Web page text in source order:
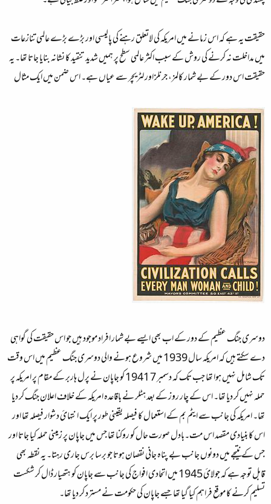
حقيقت يہ ہے کہ اس زمانے ميں امريکہ کی لاتعلق رہنے کی پاليسی اور بڑے بڑے عالمی تنازعات
ميں مداخلت نہ کرنے کی روش کے سبب اکثر عالمی سطح پر ہميں شديد تنقيد کا نشانہ بنايا جاتا تھا۔ يہ
حقيقت اس دور کے بے شمار کالمز، جرنلز اور لٹريچر سے عياں ہے۔ اس ضمن ميں ايک مثال
دوسری جنگ عظيم کے دور کے اب بھی ايسے بے شمار افراد موجود ہيں جو اس حقيقت کی گواہی
دے سکتے ہيں کہ امريکہ سال 1939 ميں شروع ہونے والی دوسری جنگ عظيم ميں اس وقت
تک شامل نہيں ہوا تھا جب تک کہ دسمبر 7 1941 کو جاپان نے پرل ہاربر کے مقام پر امريکہ پر
حملہ نہيں کر ديا تھا۔ اس کے چار روز کے بعد ہٹلر نے باقاعدہ امريکہ کے خلاف اعلان جنگ کر ديا
تھا۔ امريکہ کی جانب سے ايٹم بم کے استعمال کا فيصلہ يقينی طور پر ايک انتہائ دشوار فيصلہ تھا اور
اس کا بنيادی مقصد اس مت۔بادل صورت حال کو روکنا تھا جس ميں جاپان پر زمينی حملہ کيا جاتا اور
جس کے نتيجے ميں دونوں جانب بے پناہ جانی نقصان ہوتا جو برسا برس جاری رہتا۔ يہ نقطہ بھی
قابل توجہ ہے کہ جولائ 1945 ميں اتحادی افواج کی جانب سے جاپان کو ہتھيار ڈال کر شکست
تسليم کرنے کا موقع فراہم کيا گيا تھا جسے جاپان کی حکومت نے مسترد کر ديا تھا۔